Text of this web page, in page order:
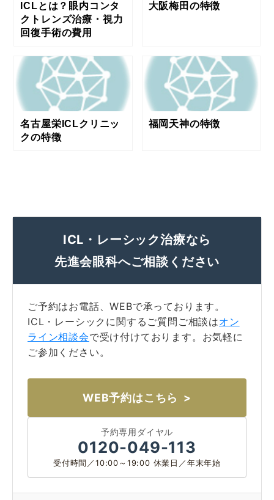
ICLとは？眼内コンタ
クトレンズ治療・視力
回復手術の費用
大阪梅田の特徴
名古屋栄ICLクリニッ
クの特徴
福岡天神の特徴
ICL・レーシック治療なら
先進会眼科へご相談ください
ご予約はお電話、WEBで承っております。
ICL・レーシックに関するご質問ご相談はオン
ライン相談会で受け付けております。お気軽に
ご参加ください。
WEB予約はこちら
予約専用ダイヤル
0120-049-113
受付時間／10:00～19:00 休業日／年末年始